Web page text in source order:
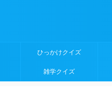
ひっかけクイズ
雑学クイズ